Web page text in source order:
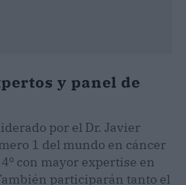
y panel de
por el Dr. Javier
1 del mundo en cáncer
con mayor expertise en
participarán tanto el